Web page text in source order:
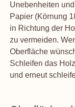
Unebenheiten
Papier (Körnung
in Richtung der
zu vermeiden.
Oberfläche
Schleifen das
und erneut